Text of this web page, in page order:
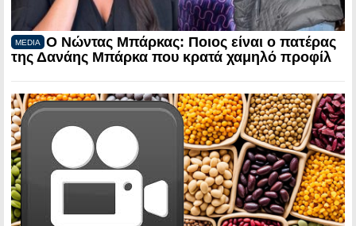
MEDIA
Ο Νώντας Μπάρκας: Ποιος είναι ο πατέρας
της Δανάης Μπάρκα που κρατά χαμηλό προφίλ